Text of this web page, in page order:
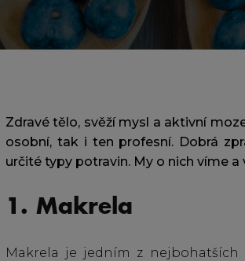
Zdravé tělo, svěží mysl a aktivní
osobní, tak i ten profesní. Dobrá
určité typy potravin. My o nich víme
1. Makrela
Makrela je jedním z